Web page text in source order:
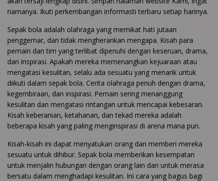
namanya. Ikuti perkembangan informasti terbaru setiap harinya.
Sepak bola adalah olahraga yang memikat hati jutaan
penggemar, dan tidak mengherankan mengapa. Kisah para
pemain dan tim yang terlibat dipenuhi dengan keseruan, drama,
dan inspirasi. Apakah mereka memenangkan kejuaraan atau
mengatasi kesulitan, selalu ada sesuatu yang menarik untuk
diikuti dalam sepak bola. Cerita olahraga penuh dengan drama,
kegembiraan, dan inspirasi. Pemain sering menanggung
kesulitan dan mengatasi rintangan untuk mencapai kebesaran.
Kisah keberanian, ketahanan, dan tekad mereka adalah
beberapa kisah yang paling menginspirasi di arena mana pun.
Kisah-kisah ini dapat menyatukan orang dan memberi mereka
sesuatu untuk dihibur. Sepak bola memberikan kesempatan
untuk menjalin hubungan dengan orang lain dan untuk merasa
bersatu dalam menghadapi kesulitan. Ini cara yang bagus bagi